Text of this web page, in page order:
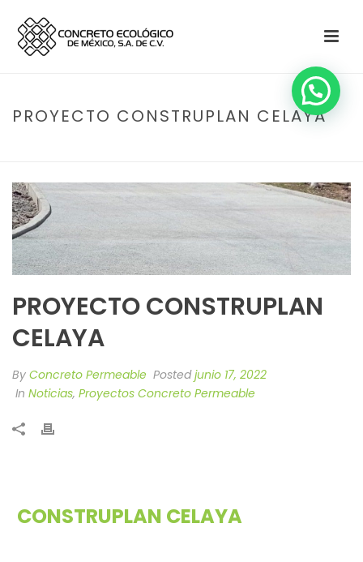
PROYECTO CONSTRUPLAN CELAYA
PROYECTO CONSTRUPLAN
CELAYA
By Concreto Permeable Postedjunio 17, 2022
In Noticias, Proyectos Concreto Permeable
CONSTRUPLAN CELAYA